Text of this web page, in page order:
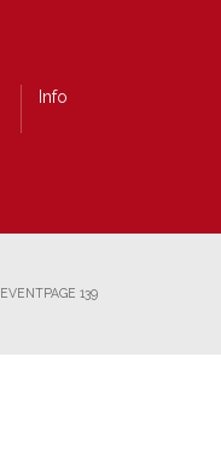
Info
EVENTPAGE 139